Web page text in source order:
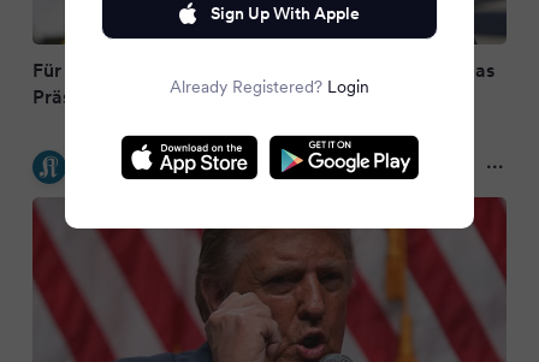
Für Harris ist Trump «eindeutig ungeeignet» für das
Präsidentenamt
Kölner Stadt-Anzeiger
2 years ago
Sign Up With Apple
Already Registered? Login